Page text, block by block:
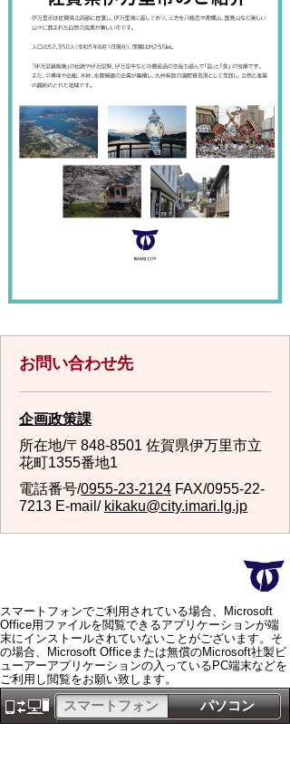
お問い合わせ先
企画政策課
所在地/〒848-8501 佐賀県伊万里市立
花町1355番地1
電話番号/0955-23-2124 FAX/0955-22-
7213 E-mail/ kikaku@city.imari.lg.jp
スマートフォンでご利用されている場合、Microsoft
Office用ファイルを閲覧できるアプリケーションが端
末にインストールされていないことがございます。そ
の場合、Microsoft Officeまたは無償のMicrosoft社製ビ
ューアーアプリケーションの入っているPC端末などを
ご利用し閲覧をお願い致します。
パソコン
スマートフォン